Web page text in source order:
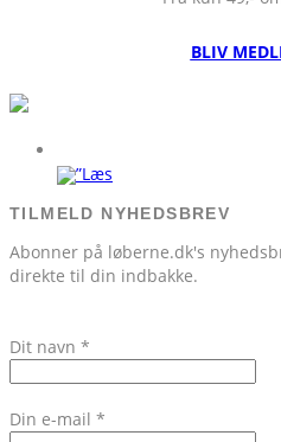
BLIV
TILMELD NYHEDSBREV
Abonner på løberne.dk's
direkte til din indbakke.
Dit navn *
Din e-mail *